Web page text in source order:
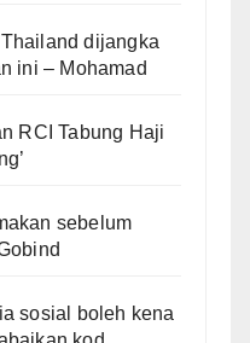
dijangka
ini – Mohamad
RCI Tabung Haji
sebelum
sosial boleh kena